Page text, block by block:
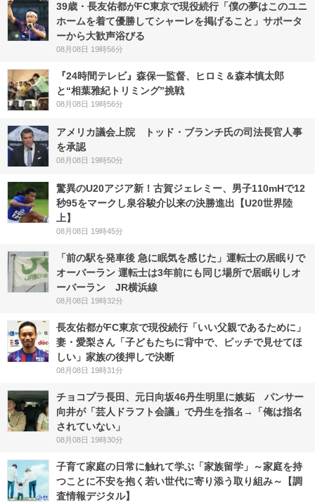
39歳・長友佑都がFC東京で現役続行「僕の夢はこのユニ
ホームを着て優勝してシャーレを掲げること」サポータ
ーから大歓声浴びる
08月08日 19時56分
『24時間テレビ』森保一監督、ヒロミ＆森本慎太郎
と“相葉雅紀トリミング”挑戦
08月08日 19時56分
アメリカ議会上院 トッド・ブランチ氏の司法長官人事
を承認
08月08日 19時50分
驚異のU20アジア新！古賀ジェレミー、男子110mHで12
秒95をマークし泉谷駿介以来の決勝進出【U20世界陸
上】
08月08日 19時45分
「前の駅を発車後 急に眠気を感じた」運転士の居眠りで
オーバーラン 運転士は3年前にも同じ場所で居眠りしオ
ーバーラン JR横浜線
08月08日 19時32分
長友佑都がFC東京で現役続行「いい父親であるために」
妻・愛梨さん「子どもたちに背中で、ピッチで見せてほ
しい」家族の後押しで決断
08月08日 19時31分
チョコプラ長田、元日向坂46丹生明里に嫉妬 パンサー
向井が「芸人ドラフト会議」で丹生を指名→「俺は指名
されていない」
08月08日 19時30分
子育て家庭の日常に触れて学ぶ「家族留学」～家庭を持
つことに不安を抱く若い世代に寄り添う取り組み～【調
査情報デジタル】